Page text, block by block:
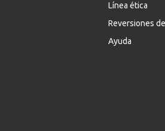
Línea ética
Reversiones
Ayuda